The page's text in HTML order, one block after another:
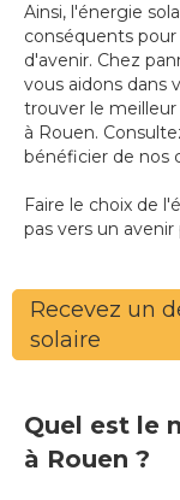
Ainsi, l'énergie
conséquents
d'avenir. Chez
vous aidons dans
trouver le meilleur
à Rouen.
bénéficier de nos
Faire le choix de
pas vers un
Recevez un
solaire
Quel est le
à Rouen ?